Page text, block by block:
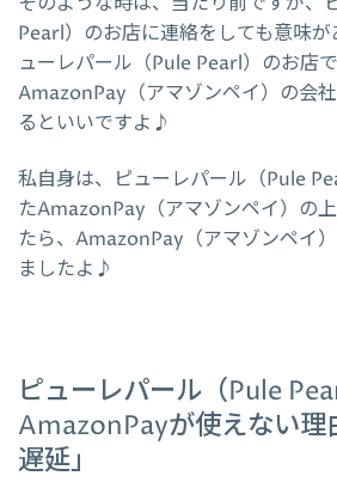
Pearl）のお店に連絡をしても意味
ューレパール（Pule Pearl）のお店
AmazonPay（アマゾンペイ）の会
るといいですよ♪
私自身は、ピューレパール（Pule
たAmazonPay（アマゾンペイ）の
たら、AmazonPay（アマゾンペイ
ましたよ♪
ピューレパール（Pule
AmazonPayが使えない理
遅延」